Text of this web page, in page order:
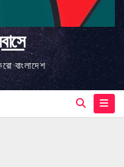
বাংলাদেশ